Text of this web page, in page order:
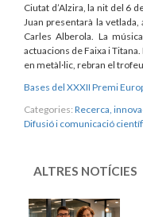
Ciutat d’Alzira, la nit del 6
Juan presentarà la
Carles Alberola. La
actuacions de Faixa i
en metàl·lic, rebran el
Bases del XXXII Premi
Categories: Recerca,
Difusió i comunicació
ALTRES NOTÍCIES